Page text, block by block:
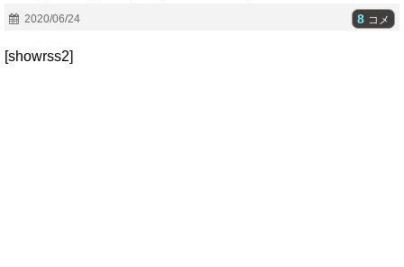
2020/06/24 8 コメ
[showrss2]